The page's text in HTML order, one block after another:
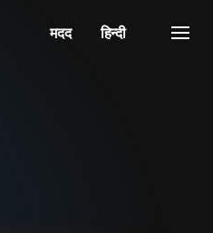
मदद हिन्दी